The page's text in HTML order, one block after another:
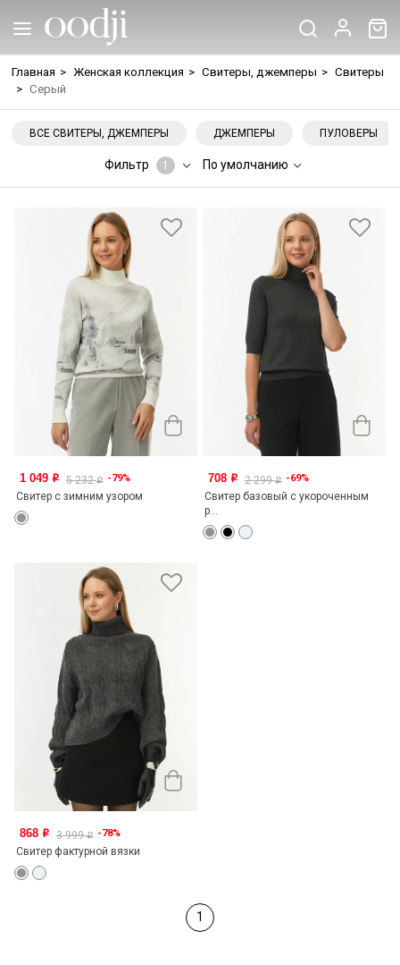
Главная > Женская коллекция > Свитеры, джемперы > Свитеры
> Серый
ВСЕ СВИТЕРЫ, ДЖЕМПЕРЫ ДЖЕМПЕРЫ ПУЛОВЕРЫ
Фильтр 1 По умолчанию
1 049 o 5 232o -79%
Свитер с зимним узором
708 o 2 299o -69%
Свитер базовый с укороченным
р...
868 o 3 999o -78%
Свитер фактурной вязки
1